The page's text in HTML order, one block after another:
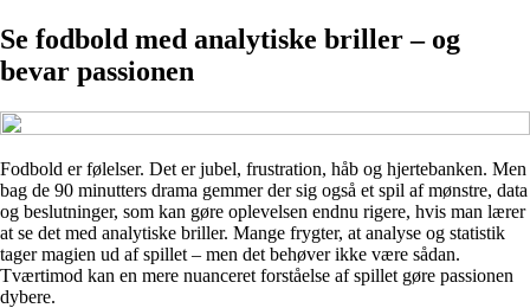
Se fodbold med analytiske briller – og
bevar passionen
Fodbold er følelser. Det er jubel, frustration, håb og hjertebanken. Men
bag de 90 minutters drama gemmer der sig også et spil af mønstre, data
og beslutninger, som kan gøre oplevelsen endnu rigere, hvis man lærer
at se det med analytiske briller. Mange frygter, at analyse og statistik
tager magien ud af spillet – men det behøver ikke være sådan.
Tværtimod kan en mere nuanceret forståelse af spillet gøre passionen
dybere.